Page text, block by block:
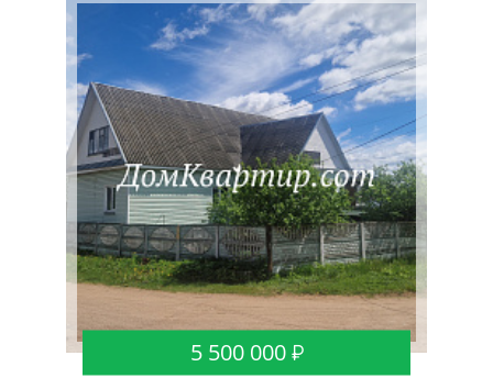
5 500 000